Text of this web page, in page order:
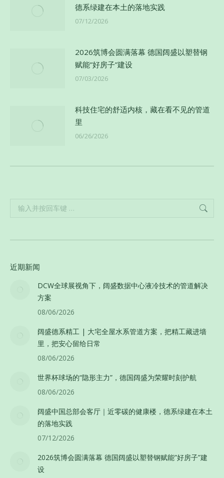
德系绿建在本土的落地实践
07/12/2026
2026筑博会圆满落幕 德国阔盛以塑替钢
赋能”好房子”建设
07/03/2026
科技住宅的舒适内核，藏在看不见的管道
里
06/26/2026
Search:
近期新闻
DCW全球展视角下，阔盛数据中心液冷技术的管道解决
方案
08/06/2026
阔盛德系精工 | 大宅全屋水系管道方案，把精工藏进墙
里，把安心留给日常
08/06/2026
世界杯球场的“隐形主力”，德国阔盛为荣耀时刻护航
08/06/2026
阔盛中国总部会客厅｜近零碳的健康楼，德系绿建在本土
的落地实践
07/12/2026
2026筑博会圆满落幕 德国阔盛以塑替钢赋能”好房子”建
设